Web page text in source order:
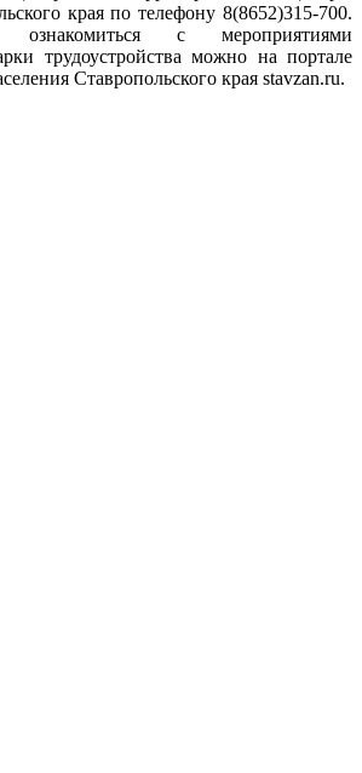
края по телефону 8(8652)315-700.
ознакомиться с мероприятиями
трудоустройства можно на портале
Ставропольского края stavzan.ru.